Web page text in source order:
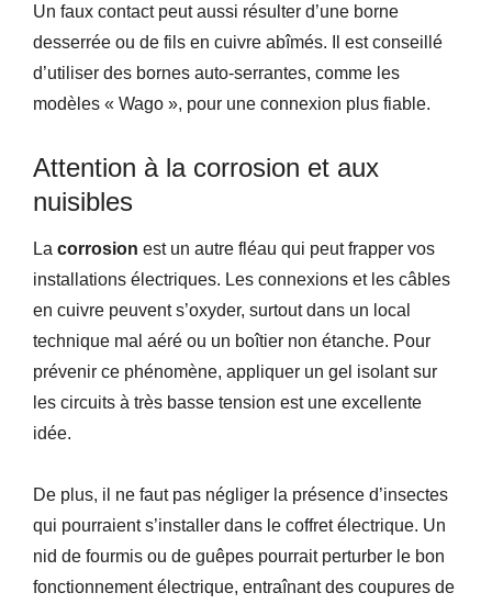
Un faux contact peut aussi résulter d’une borne
desserrée ou de fils en cuivre abîmés. Il est conseillé
d’utiliser des bornes auto-serrantes, comme les
modèles « Wago », pour une connexion plus fiable.
Attention à la corrosion et aux
nuisibles
La corrosion est un autre fléau qui peut frapper vos
installations électriques. Les connexions et les câbles
en cuivre peuvent s’oxyder, surtout dans un local
technique mal aéré ou un boîtier non étanche. Pour
prévenir ce phénomène, appliquer un gel isolant sur
les circuits à très basse tension est une excellente
idée.
De plus, il ne faut pas négliger la présence d’insectes
qui pourraient s’installer dans le coffret électrique. Un
nid de fourmis ou de guêpes pourrait perturber le bon
fonctionnement électrique, entraînant des coupures de